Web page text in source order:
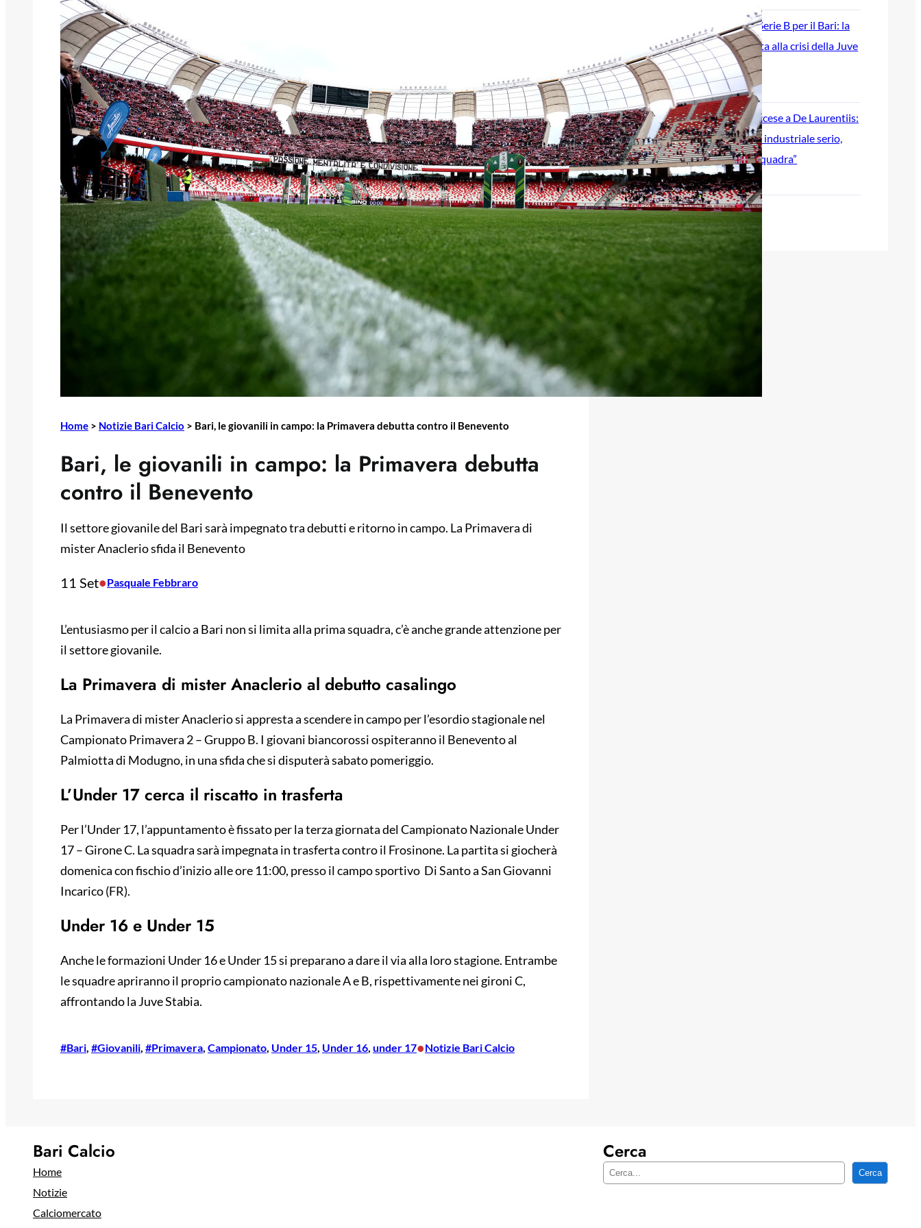
Home > Notizie Bari Calcio > Bari, le giovanili in campo: la Primavera debutta contro il Benevento
Bari, le giovanili in campo: la Primavera debutta
contro il Benevento
Il settore giovanile del Bari sarà impegnato tra debutti e ritorno in campo. La Primavera di
mister Anaclerio sfida il Benevento
11 Set•Pasquale Febbraro
L’entusiasmo per il calcio a Bari non si limita alla prima squadra, c’è anche grande attenzione per
il settore giovanile.
La Primavera di mister Anaclerio al debutto casalingo
La Primavera di mister Anaclerio si appresta a scendere in campo per l’esordio stagionale nel
Campionato Primavera 2 – Gruppo B. I giovani biancorossi ospiteranno il Benevento al
Palmiotta di Modugno, in una sfida che si disputerà sabato pomeriggio.
L’Under 17 cerca il riscatto in trasferta
Per l’Under 17, l’appuntamento è fissato per la terza giornata del Campionato Nazionale Under
17 – Girone C. La squadra sarà impegnata in trasferta contro il Frosinone. La partita si giocherà
domenica con fischio d’inizio alle ore 11:00, presso il campo sportivo Di Santo a San Giovanni
Incarico (FR).
Under 16 e Under 15
Anche le formazioni Under 16 e Under 15 si preparano a dare il via alla loro stagione. Entrambe
le squadre apriranno il proprio campionato nazionale A e B, rispettivamente nei gironi C,
affrontando la Juve Stabia.
#Bari, #Giovanili, #Primavera, Campionato, Under 15, Under 16, under 17•Notizie Bari Calcio
Ripescaggio in Serie B per il Bari: la
speranza è legata alla crisi della Juve
Stabia
28 Maggio 2026
Futuro Bari, Leccese a De Laurentiis:
“Serve un piano industriale serio,
non siamo una seconda squadra”
27 Maggio 2026
Bari Calcio
Home
Notizie
Calciomercato
Cerca
C
Cerca